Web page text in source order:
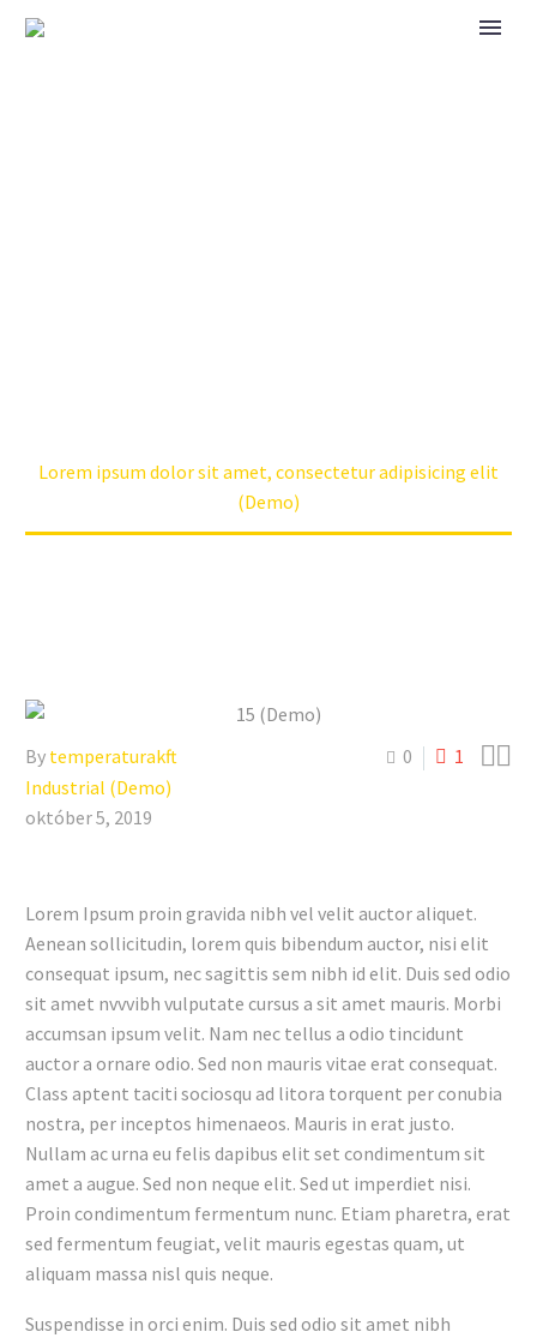
Lorem ipsum dolor sit amet, consectetur adipisicing elit
(Demo)
0 1 
By temperaturakft
Industrial (Demo)
október 5, 2019
Lorem Ipsum proin gravida nibh vel velit auctor aliquet.
Aenean sollicitudin, lorem quis bibendum auctor, nisi elit
consequat ipsum, nec sagittis sem nibh id elit. Duis sed odio
sit amet nvvvibh vulputate cursus a sit amet mauris. Morbi
accumsan ipsum velit. Nam nec tellus a odio tincidunt
auctor a ornare odio. Sed non mauris vitae erat consequat.
Class aptent taciti sociosqu ad litora torquent per conubia
nostra, per inceptos himenaeos. Mauris in erat justo.
Nullam ac urna eu felis dapibus elit set condimentum sit
amet a augue. Sed non neque elit. Sed ut imperdiet nisi.
Proin condimentum fermentum nunc. Etiam pharetra, erat
sed fermentum feugiat, velit mauris egestas quam, ut
aliquam massa nisl quis neque.
Suspendisse in orci enim. Duis sed odio sit amet nibh